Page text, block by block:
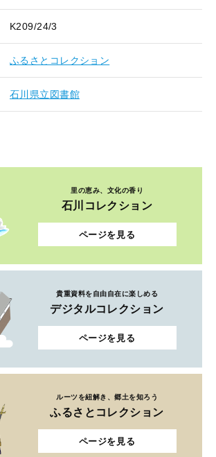
K209/24/3
ふるさとコレクション
石川県立図書館
里の恵み、文化の香り
石川コレクション
ページを見る
貴重資料を自由自在に楽しめる
デジタルコレクション
ページを見る
ルーツを紐解き、郷土を知ろう
ふるさとコレクション
ページを見る